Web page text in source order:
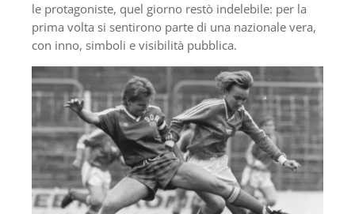
le protagoniste, quel giorno restò indelebile: per la
prima volta si sentirono parte di una nazionale vera,
con inno, simboli e visibilità pubblica.